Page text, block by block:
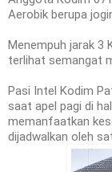
Aerobik berupa
Menempuh jarak 3
terlihat semangat
Pasi Intel Kodim
saat apel pagi di
memanfaatkan
dijadwalkan oleh